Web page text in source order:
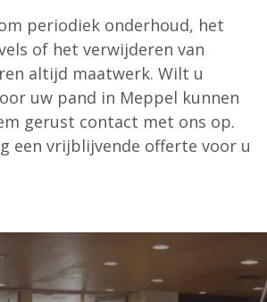
periodiek onderhoud, het
of het verwijderen van
altijd maatwerk. Wilt u
uw pand in Meppel kunnen
gerust contact met ons op.
een vrijblijvende offerte voor u